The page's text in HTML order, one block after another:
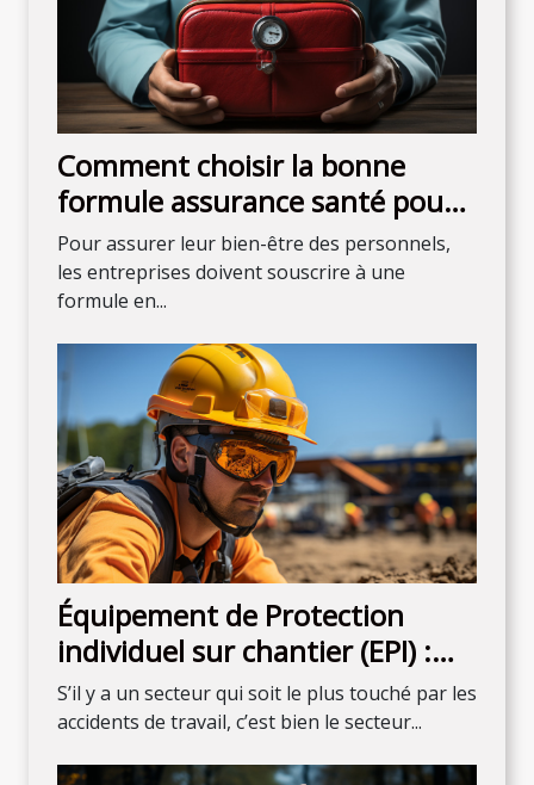
Comment choisir la bonne
formule assurance santé pour
son entreprise ?
Pour assurer leur bien-être des personnels,
les entreprises doivent souscrire à une
formule en...
Équipement de Protection
individuel sur chantier (EPI) :
que faut-il savoir ?
S’il y a un secteur qui soit le plus touché par les
accidents de travail, c’est bien le secteur...